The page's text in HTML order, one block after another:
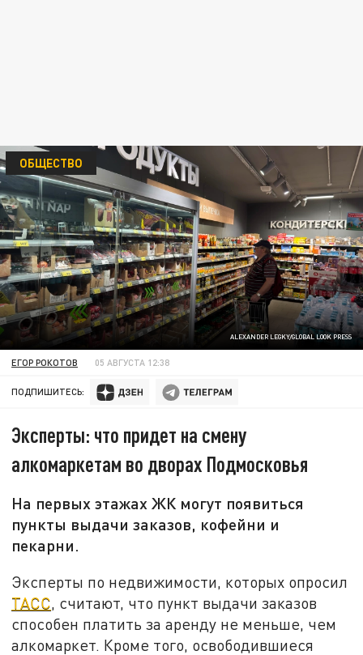
ALEXANDER LEGKY/GLOBAL LOOK PRESS
ОБЩЕСТВО
ЕГОР РОКОТОВ 05 АВГУСТА 12:38
ПОДПИШИТЕСЬ:
Эксперты: что придет на смену
алкомаркетам во дворах Подмосковья
На первых этажах ЖК могут появиться
пункты выдачи заказов, кофейни и
пекарни.
Эксперты по недвижимости, которых опросил
ТАСС, считают, что пункт выдачи заказов
способен платить за аренду не меньше, чем
алкомаркет. Кроме того, освободившиеся